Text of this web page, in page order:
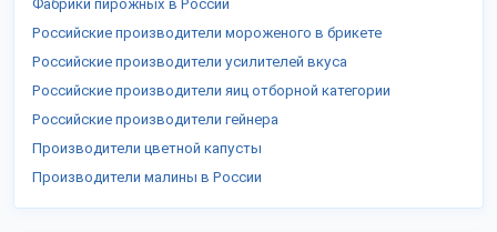
Фабрики пирожных в России
Российские производители мороженого в брикете
Российские производители усилителей вкуса
Российские производители яиц отборной категории
Российские производители гейнера
Производители цветной капусты
Производители малины в России